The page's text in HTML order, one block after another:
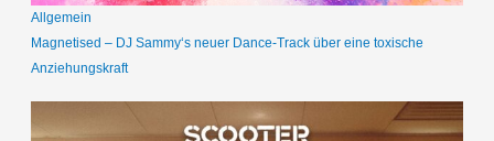
Allgemein
Magnetised – DJ Sammy‘s neuer Dance-Track über eine toxische
Anziehungskraft